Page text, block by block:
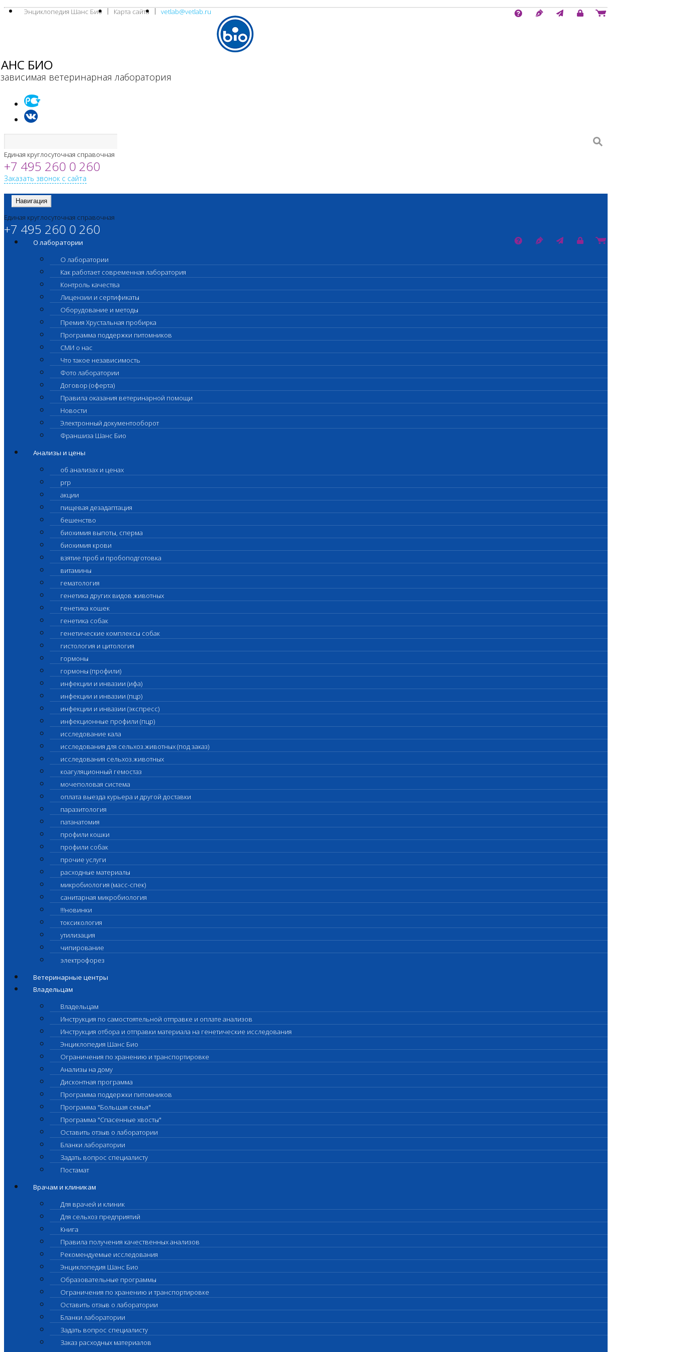
Энциклопедия Шанс Био Карта сайта vetlab@vetlab.ru
БИО
ветеринарная лаборатория
Единая круглосуточная справочная
+7 495 260 0 260
Заказать звонок с сайта
Навигация
Единая круглосуточная справочная
+7 495 260 0 260
О лаборатории
О лаборатории
Как работает современная лаборатория
Контроль качества
Лицензии и сертификаты
Оборудование и методы
Премия Хрустальная пробирка
Программа поддержки питомников
СМИ о нас
Что такое независимость
Фото лаборатории
Договор (оферта)
Правила оказания ветеринарной помощи
Новости
Электронный документооборот
Франшиза Шанс Био
Анализы и цены
об анализах и ценах
prp
акции
пищевая дезадаптация
бешенство
биохимия выпоты, сперма
биохимия крови
взятие проб и пробоподготовка
витамины
гематология
генетика других видов животных
генетика кошек
генетика собак
генетические комплексы собак
гистология и цитология
гормоны
гормоны (профили)
инфекции и инвазии (ифа)
инфекции и инвазии (пцр)
инфекции и инвазии (экспресс)
инфекционные профили (пцр)
исследование кала
исследования для сельхоз.животных (под заказ)
исследования сельхоз.животных
коагуляционный гемостаз
мочеполовая система
оплата выезда курьера и другой доставки
паразитология
патанатомия
профили кошки
профили собак
прочие услуги
расходные материалы
микробиология (масс-спек)
санитарная микробиология
!!!новинки
токсикология
утилизация
чипирование
электрофорез
Ветеринарные центры
Владельцам
Владельцам
Инструкция по самостоятельной отправке и оплате анализов
Инструкция отбора и отправки материала на генетические исследования
Энциклопедия Шанс Био
Ограничения по хранению и транспортировке
Анализы на дому
Дисконтная программа
Программа поддержки питомников
Программа "Большая семья"
Программа "Спасенные хвосты"
Оставить отзыв о лаборатории
Бланки лаборатории
Задать вопрос специалисту
Постамат
Врачам и клиникам
Для врачей и клиник
Для сельхоз предприятий
Книга
Правила получения качественных анализов
Рекомендуемые исследования
Энциклопедия Шанс Био
Образовательные программы
Ограничения по хранению и транспортировке
Оставить отзыв о лаборатории
Бланки лаборатории
Задать вопрос специалисту
Заказ расходных материалов